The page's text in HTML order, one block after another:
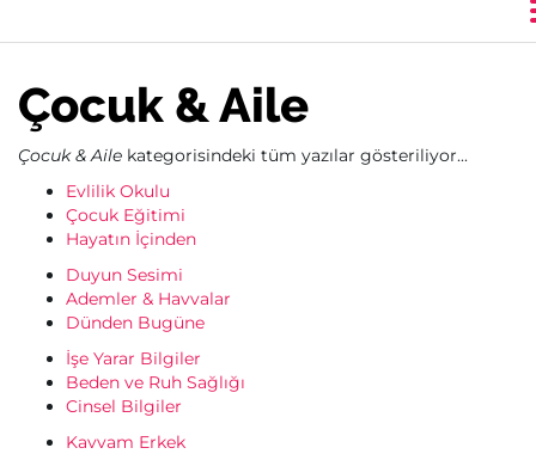
Çocuk & Aile
Çocuk & Aile kategorisindeki tüm yazılar gösteriliyor...
Evlilik Okulu
Çocuk Eğitimi
Hayatın İçinden
Duyun Sesimi
Ademler & Havvalar
Dünden Bugüne
İşe Yarar Bilgiler
Beden ve Ruh Sağlığı
Cinsel Bilgiler
Kavvam Erkek